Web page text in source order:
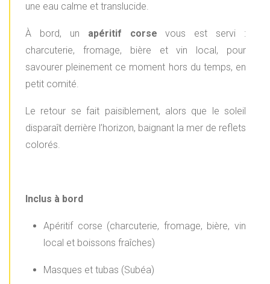
une eau calme et translucide.
À bord, un apéritif corse vous est servi :
charcuterie, fromage, bière et vin local, pour
savourer pleinement ce moment hors du temps, en
petit comité.
Le retour se fait paisiblement, alors que le soleil
disparaît derrière l’horizon, baignant la mer de reflets
colorés.
Inclus à bord
Apéritif corse (charcuterie, fromage, bière, vin
local et boissons fraîches)
Masques et tubas (Subéa)